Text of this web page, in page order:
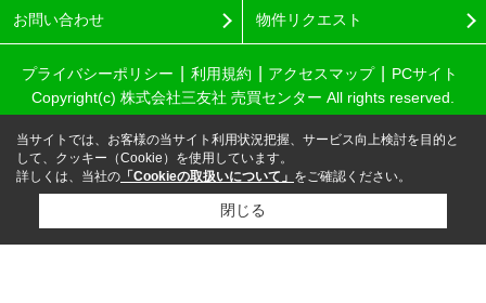
お問い合わせ 物件リクエスト
プライバシーポリシー 利用規約 アクセスマップ
PCサイト
Copyright(c) 株式会社三友社 売買センター All rights reserved.
当サイトでは、お客様の当サイト利用状況把握、サービス向上検討を目的と
して、クッキー（Cookie）を使用しています。
詳しくは、当社の 「Cookieの取扱いについて」 をご確認ください。
閉じる